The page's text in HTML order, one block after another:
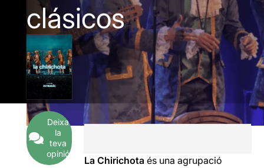
clásicos
Deixa
la
teva
opinió
La Chirichota és una agrupació